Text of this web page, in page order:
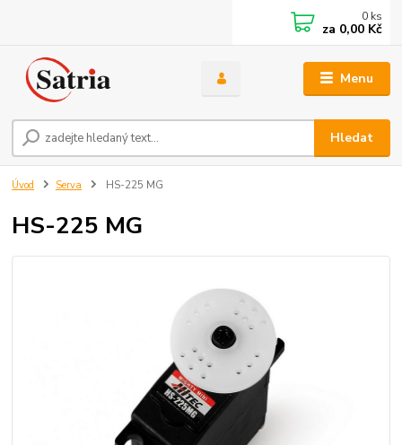
Menu
Hledat
0 ks
za 0,00 Kč
Úvod Serva HS-225 MG
HS-225 MG